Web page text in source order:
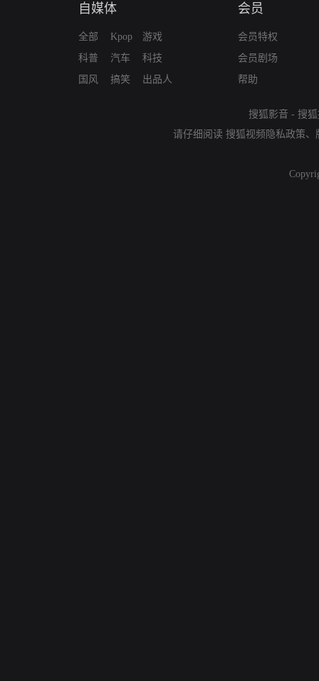
自媒体
全部
科普
国风
Kpop
汽车
搞笑
游戏
科技
出品人
会员
会员特权
会员剧场
帮助
搜狐影音 - 搜
请仔细阅读 搜狐视频隐私政策、